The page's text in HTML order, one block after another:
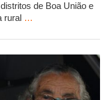
de Boa União e
rural …